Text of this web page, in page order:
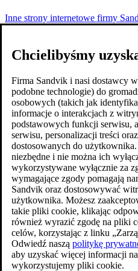
Inne strony internetowe firmy
Chcielibyśmy
Firma Sandvik i nasi dostawcy
podobne technologie) do
osobowych (takich jak
informacje o interakcjach z
podstawowych funkcji serwisu,
serwisu, personalizacji treści
dostosowanych do
niezbędne i nie można ich
wykorzystywane wyłącznie za
wymagające zgody pomagają
Sandvik oraz dostosowywać
użytkownika. Możesz
takie pliki cookie, klikając
również wyrazić zgodę na pliki
celów, korzystając z linku
Odwiedź naszą politykę
aby uzyskać więcej informacji
wykorzystujemy pliki cookie.